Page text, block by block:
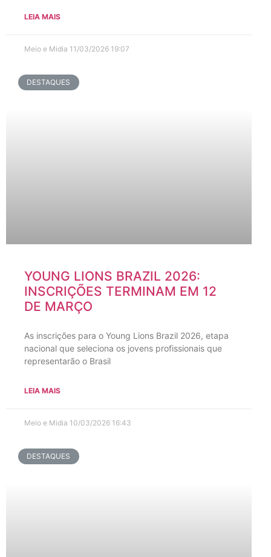
LEIA MAIS
Meio e Midia 11/03/2026 19:07
DESTAQUES
YOUNG LIONS BRAZIL 2026:
INSCRIÇÕES TERMINAM EM 12
DE MARÇO
As inscrições para o Young Lions Brazil 2026, etapa
nacional que seleciona os jovens profissionais que
representarão o Brasil
LEIA MAIS
Meio e Midia 10/03/2026 16:43
DESTAQUES